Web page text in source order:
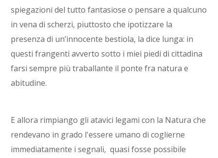
spiegazioni del tutto fantasiose o pensare a qualcuno
in vena di scherzi, piuttosto che ipotizzare la
presenza di un’innocente bestiola, la dice lunga: in
questi frangenti avverto sotto i miei piedi di cittadina
farsi sempre più traballante il ponte fra natura e
abitudine.
E allora rimpiango gli atavici legami con la Natura che
rendevano in grado l'essere umano di coglierne
immediatamente i segnali, quasi fosse possibile